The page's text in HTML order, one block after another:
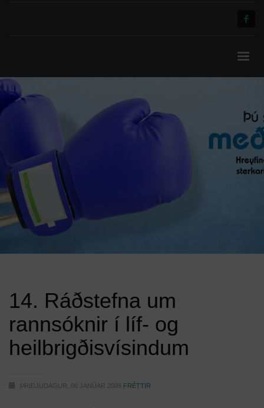
14. Ráðstefna um
rannsóknir í líf- og
heilbrigðisvísindum
ÞRIÐJUDAGUR, 06 JANÚAR 2009 FRÉTTIR